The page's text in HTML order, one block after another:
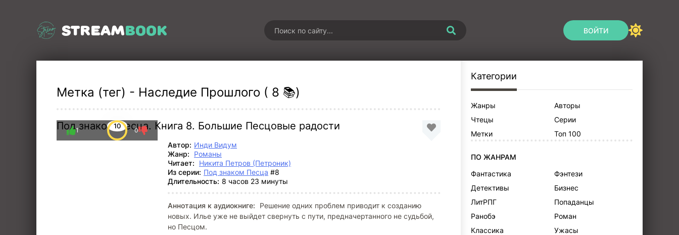
STREAMBOOK ВОЙТИ
Метка (тег) - Наследие Прошлого ( 8 📚)
Под знаком Песца. Книга 8. Большие Песцовые радости
10
1 0
Автор: Инди Видум
Жанр:
Романы
Читает:
Никита Петров (Петроник)
Из серии: Под знаком Песца #8
Длительность: 8 часов 23 минуты
Аннотация к аудиокниге:
Решение одних проблем приводит к созданию
новых. Илье уже не выйдет свернуть с пути, предначертанного не судьбой,
но Песцом.
Категории
Жанры
Авторы
Чтецы
Серии
Метки
Топ 100
ПО ЖАНРАМ
Фантастика
Фэнтези
Детективы
Бизнес
ЛитРПГ
Попаданцы
Ранобэ
Роман
Классика
Ужасы